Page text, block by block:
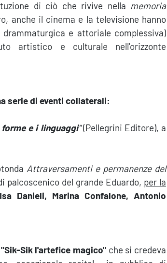
di ciò che rivive nella memoria
anche il cinema e la televisione hanno
e attoriale complessiva)
artistico e culturale nell'orizzonte
serie di eventi collaterali:
forme e i linguaggi"(Pellegrini Editore), a
Attraversamenti e permanenze del
del grande Eduardo, per la
Isa Danieli, Marina Confalone, Antonio
"Sik-Sik l'artefice magico" che si credeva